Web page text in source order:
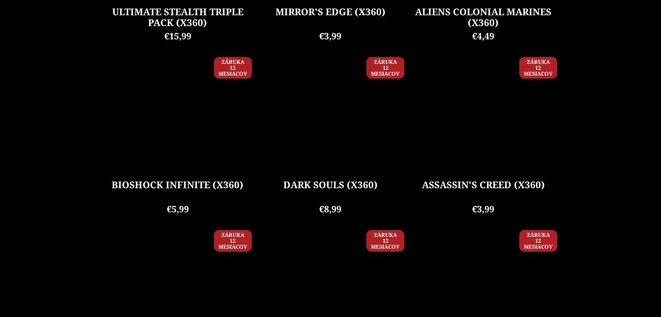
ULTIMATE STEALTH TRIPLE
PACK (X360)
€15,99
MIRROR'S EDGE (X360)
€3,99
ALIENS COLONIAL MARINES
(X360)
€4,49
ZÁRUKA
12
MESIACOV
BIOSHOCK INFINITE (X360)
€5,99
ZÁRUKA
12
MESIACOV
DARK SOULS (X360)
€8,99
ZÁRUKA
12
MESIACOV
ASSASSIN'S CREED (X360)
€3,99
ZÁRUKA
12
MESIACOV
ZÁRUKA
12
MESIACOV
ZÁRUKA
12
MESIACOV